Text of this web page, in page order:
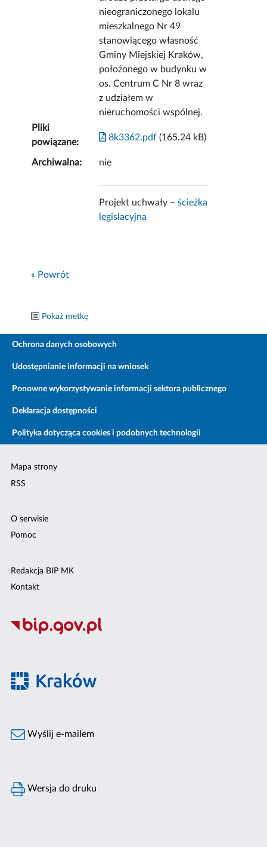
nieograniczonego lokalu
mieszkalnego Nr 49
stanowiącego własność
Gminy Miejskiej Kraków,
położonego w budynku w
os. Centrum C Nr 8 wraz
z udziałem w
nieruchomości wspólnej.
Pliki
powiązane:
8k3362.pdf (165.24 kB)
Archiwalna: nie
Projekt uchwały –ścieżka
legislacyjna
« Powrót
Pokaż metkę
Ochrona danych osobowych
Udostępnianie informacji na wniosek
Ponowne wykorzystywanie informacji sektora publicznego
Deklaracja dostępności
Polityka dotycząca cookies i podobnych technologii
Mapa strony
RSS
O serwisie
Pomoc
Redakcja BIP MK
Kontakt
Wyślij e-mailem
Wersja do druku